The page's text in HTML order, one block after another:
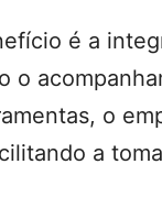
é a
o
o
a